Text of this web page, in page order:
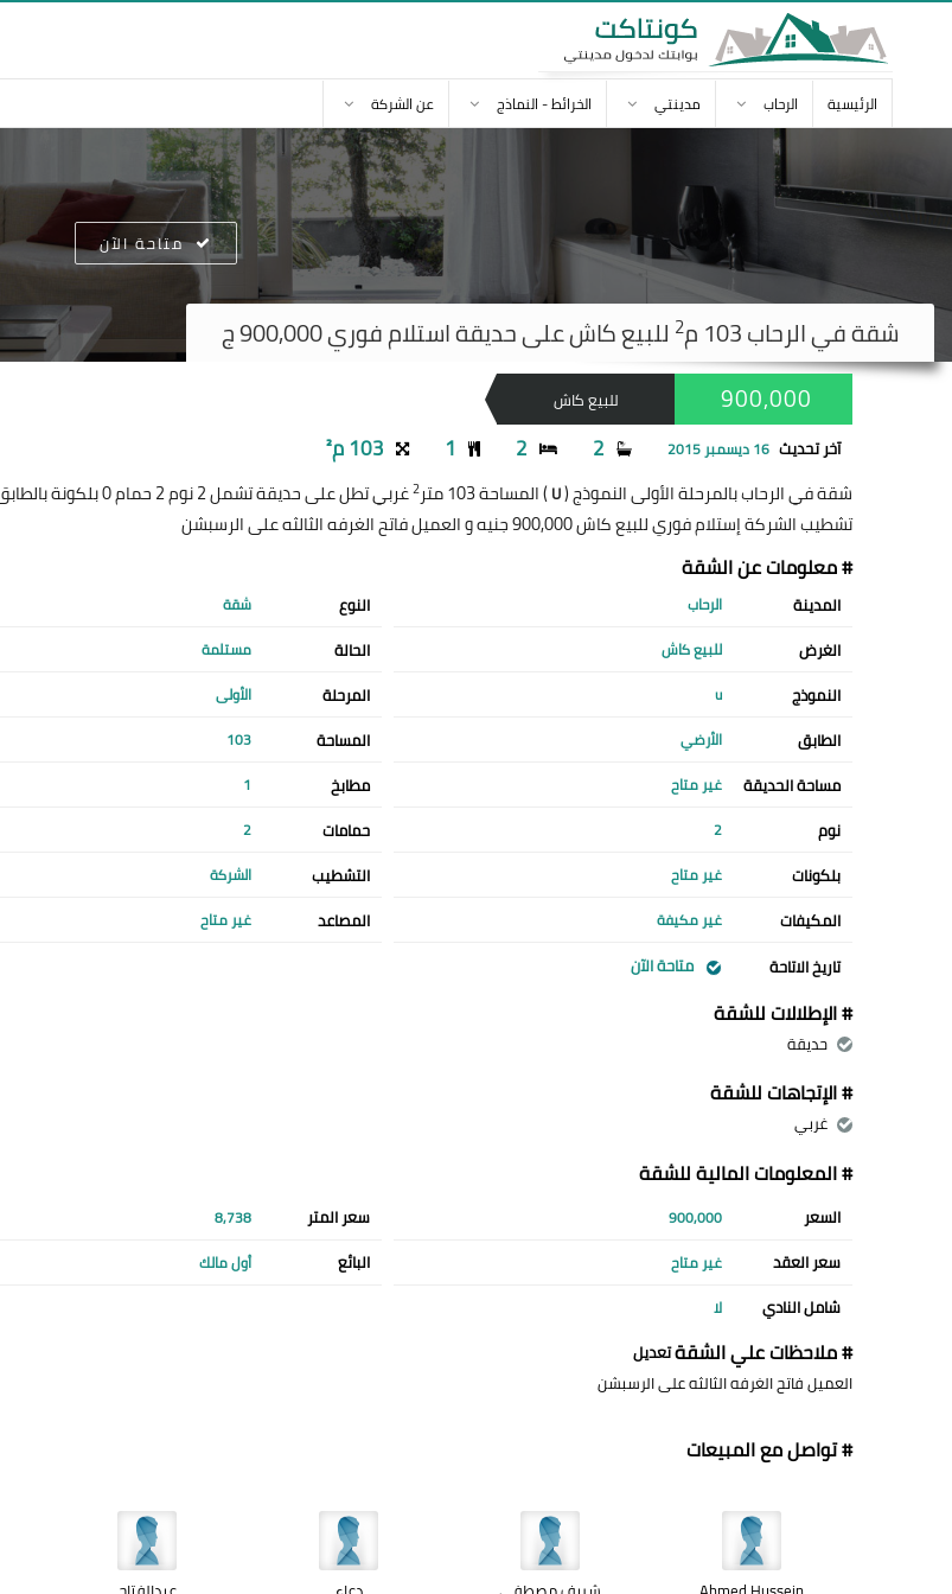
الرئيسية الرحاب مدينتي الخرائط - النماذج عن الشركة
شقة فيالرحاب 2 للبيع كاش على حديقة استلام فوري 900,000 ج
متاحة الآن
للبيع كاش 900,000
آخر تحديث 16 ديسمبر 2015 2
2
1 103 م²
شقة في الرحاب بالمرحلة الأولى النموذج (U) المساحة 103 متر 2
غربي تطل على حديقة تشمل 2 نوم 2
تشطيب الشركة إستلام فوري للبيع كاش 900,000 جنيه و العميل فاتح الغرفه الثالثه على الرسبشن
# معلومات عن الشقة
المدينة الرحاب النوع شقة
الغرض للبيع كاش الحالة مستلمة
النموذج u المرحلة الأولى
الطابق الأرضي المساحة 103
مساحة الحديقة غير متاح مطابخ 1
نوم 2 حمامات 2
بلكونات غير متاح التشطيب الشركة
المكيفات غير مكيفة المصاعد غير متاح
تاريخ الاتاحة متاحة الآن
# الإطلالات للشقة
حديقة
# الإتجاهات للشقة
غربي
# المعلومات المالية للشقة
السعر 900,000 سعر المتر 8,738
سعر العقد غير متاح البائع أول مالك
شامل النادي لا
# ملاحظات علي الشقةتعديل
العميل فاتح الغرفه الثالثه على الرسبشن
# تواصل مع المبيعات